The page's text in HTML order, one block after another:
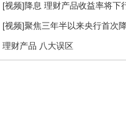
[视频]降息 理财产品收益率将下
[视频]聚焦三年半以来央行首次
理财产品 八大误区